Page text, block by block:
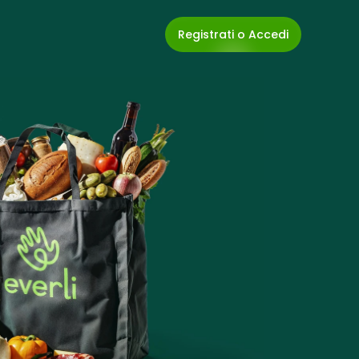
Registrati o Accedi